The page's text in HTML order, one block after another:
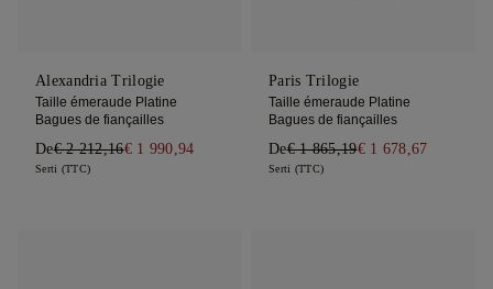
Alexandria Trilogie
Taille émeraude Platine
Bagues de fiançailles
De€ 2 212,16€ 1 990,94
Serti (TTC)
Paris Trilogie
Taille émeraude Platine
Bagues de fiançailles
De€ 1 865,19€ 1 678,67
Serti (TTC)